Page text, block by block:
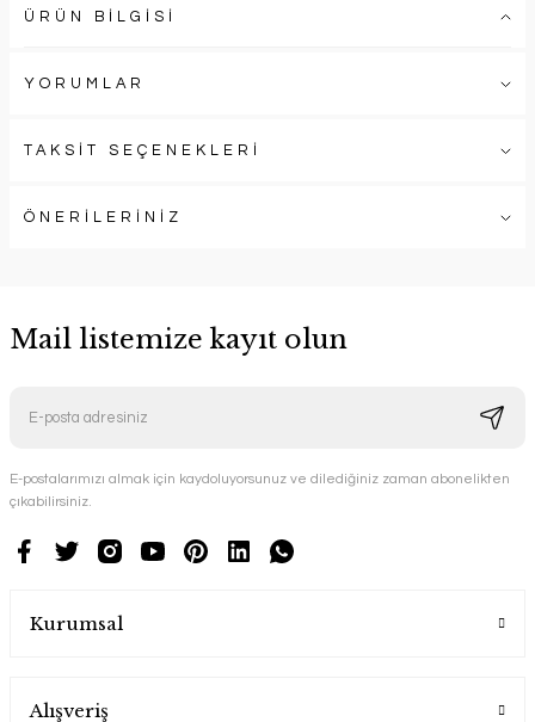
ÜRÜN BİLGİSİ
YORUMLAR
TAKSİT SEÇENEKLERİ
ÖNERİLERİNİZ
Mail listemize kayıt olun
E-postalarımızı almak için kaydoluyorsunuz ve dilediğiniz zaman abonelikten
çıkabilirsiniz.
Kurumsal
Alışveriş